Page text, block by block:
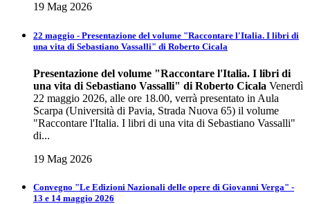
19 Mag 2026
22 maggio - Presentazione del volume "Raccontare l'Italia. I libri di
una vita di Sebastiano Vassalli" di Roberto Cicala
Presentazione del volume "Raccontare l'Italia. I libri di
una vita di Sebastiano Vassalli" di Roberto Cicala Venerdì
22 maggio 2026, alle ore 18.00, verrà presentato in Aula
Scarpa (Università di Pavia, Strada Nuova 65) il volume
"Raccontare l'Italia. I libri di una vita di Sebastiano Vassalli"
di...
19 Mag 2026
Convegno "Le Edizioni Nazionali delle opere di Giovanni Verga" -
13 e 14 maggio 2026